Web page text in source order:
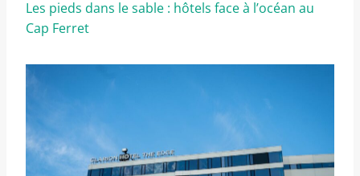
Les pieds dans le sable : hôtels face à l’océan au
Cap Ferret